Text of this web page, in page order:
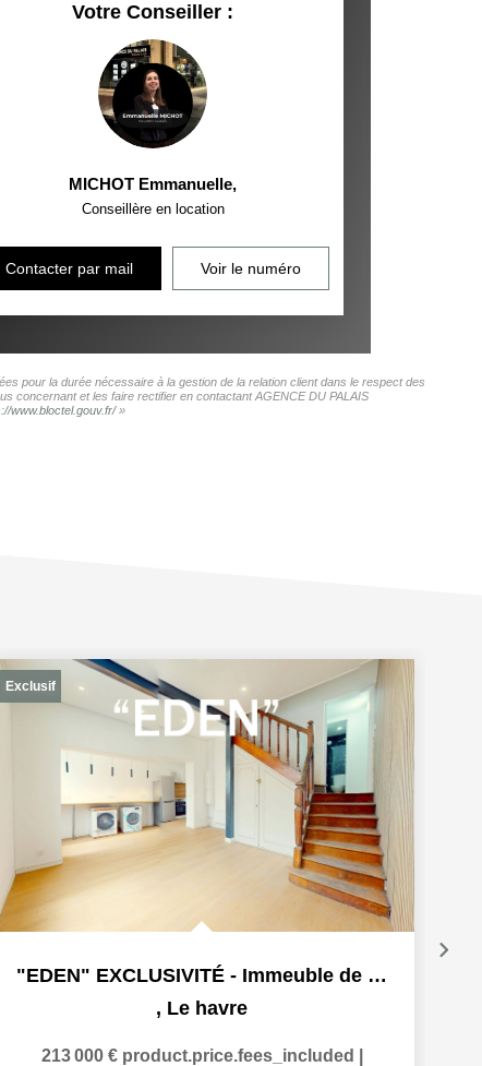
Votre Conseiller :
MICHOT Emmanuelle,
Conseillère en location
Contacter par mail Voir le numéro
pour la durée nécessaire à la gestion de la relation client dans le respect des
concernant et les faire rectifier en contactant AGENCE DU PALAIS
www.bloctel.gouv.fr/»
Exclusif
"EDEN" EXCLUSIVITÉ - Immeuble de rapport - Quartier de...
, Le havre
213 000 € product.price.fees_included